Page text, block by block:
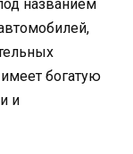
названием
богатую
и